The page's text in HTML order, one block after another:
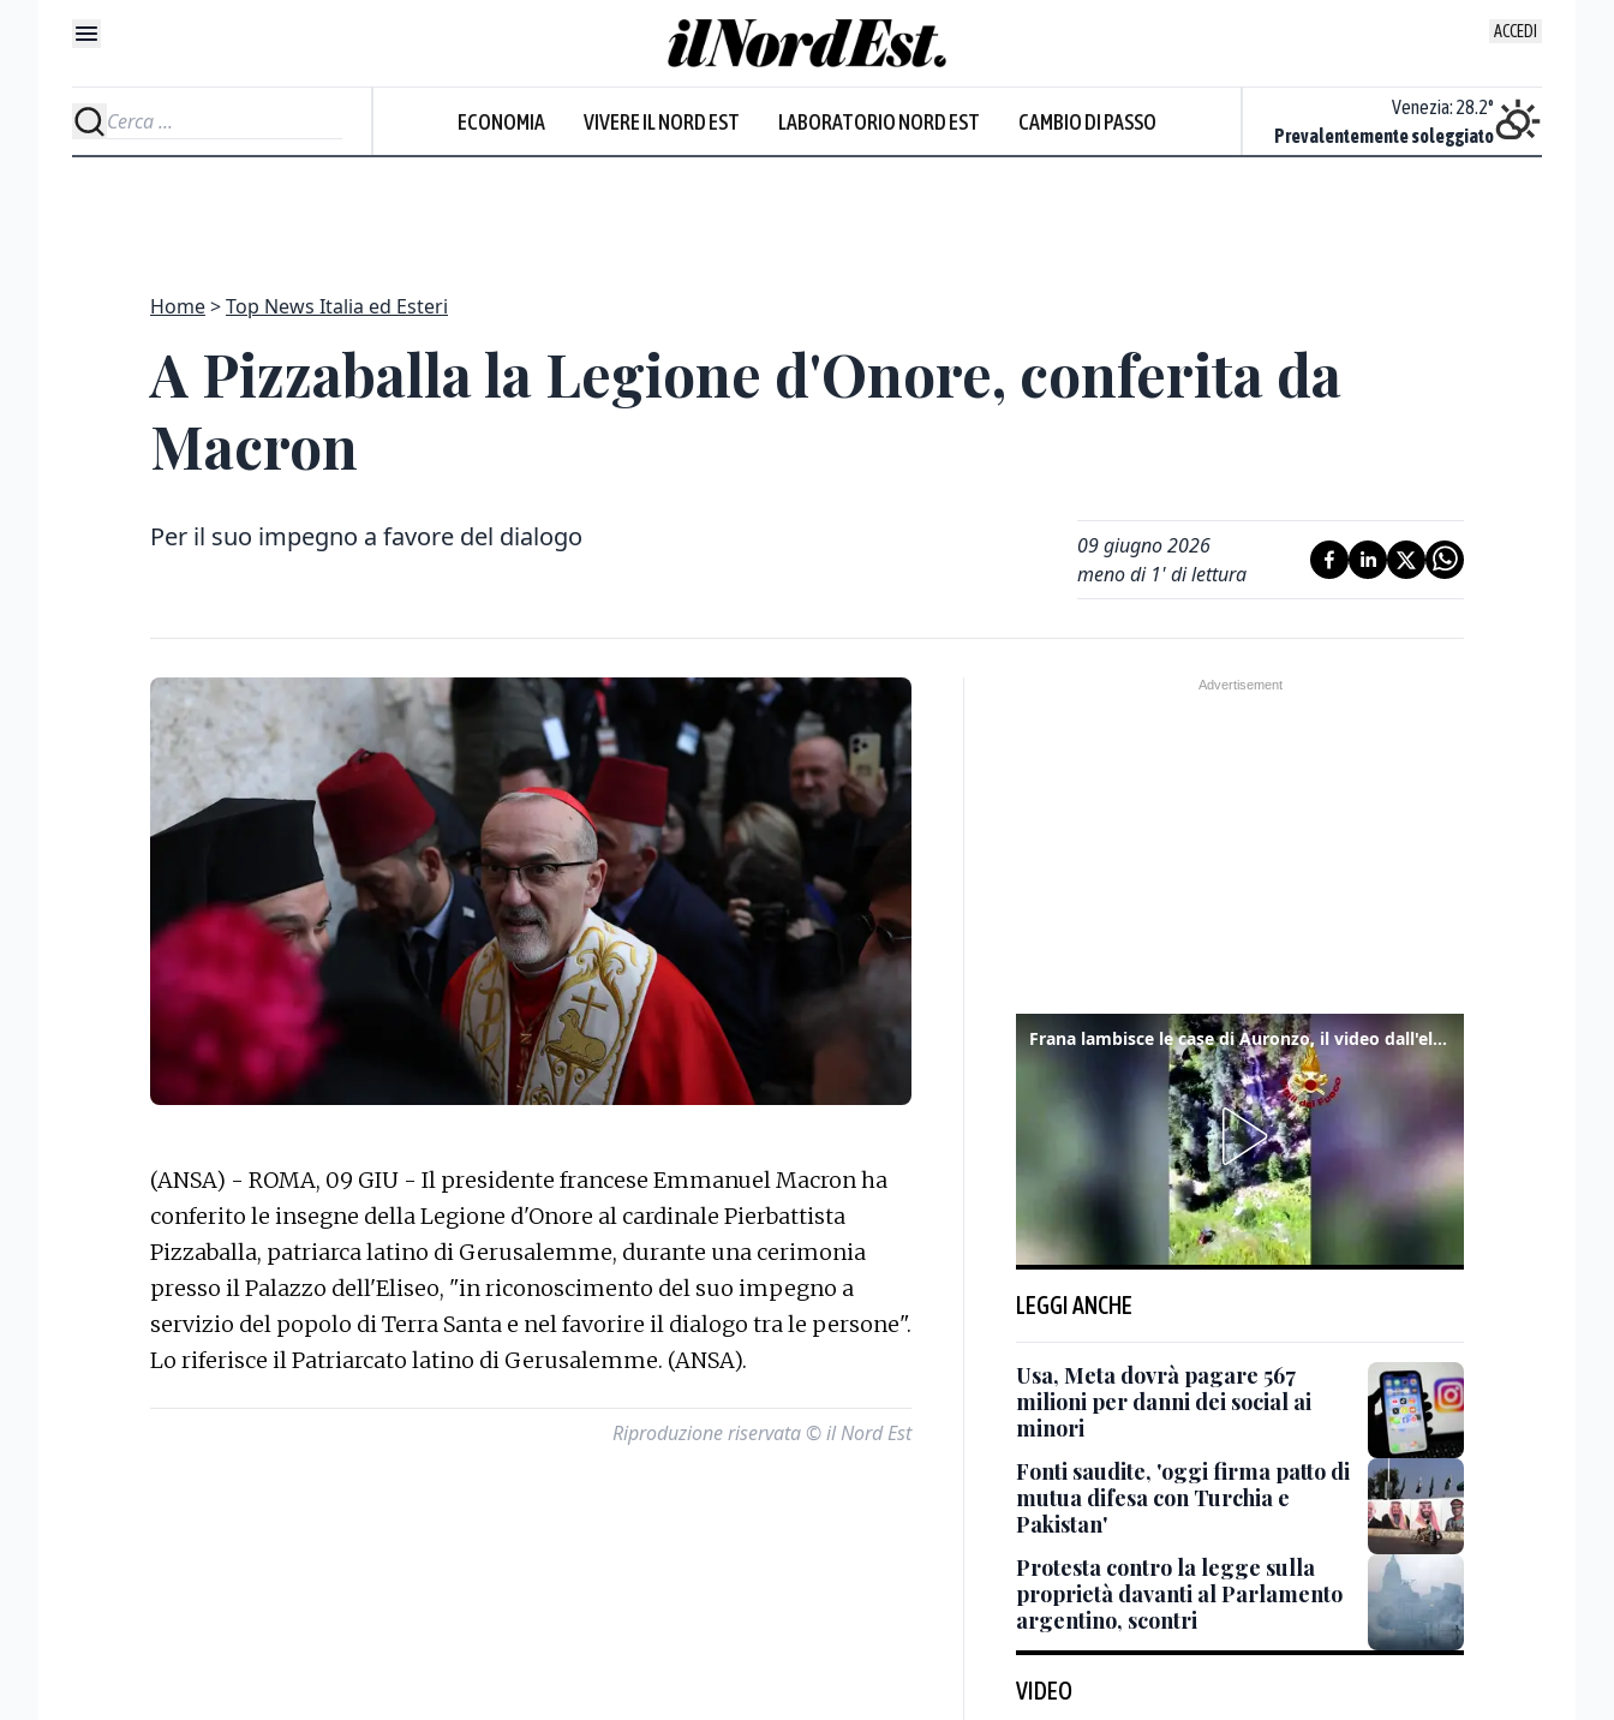
ACCEDI
ECONOMIA VIVERE IL NORD EST LABORATORIO NORD EST CAMBIO DI PASSO
Prevalentemente soleggiato
Venezia: 28.2°
Prevalentemente soleggiato
Home Top News Italia ed Esteri
A Pizzaballa la Legione d'Onore, conferita da
Macron
Per il suo impegno a favore del dialogo
09 giugno 2026
meno di 1' di lettura
(ANSA) - ROMA, 09 GIU - Il presidente francese Emmanuel Macron ha
conferito le insegne della Legione d'Onore al cardinale Pierbattista
Pizzaballa, patriarca latino di Gerusalemme, durante una cerimonia
presso il Palazzo dell'Eliseo, "in riconoscimento del suo impegno a
servizio del popolo di Terra Santa e nel favorire il dialogo tra le persone".
Lo riferisce il Patriarcato latino di Gerusalemme. (ANSA).
Riproduzione riservata © il Nord Est
Frana lambisce le case di Auronzo, il video dall'elicottero dei vigili del fuoco
LEGGI ANCHE
Usa, Meta dovrà pagare 567
milioni per danni dei social ai
minori
Fonti saudite, 'oggi firma patto di
mutua difesa con Turchia e
Pakistan'
Protesta contro la legge sulla
proprietà davanti al Parlamento
argentino, scontri
VIDEO